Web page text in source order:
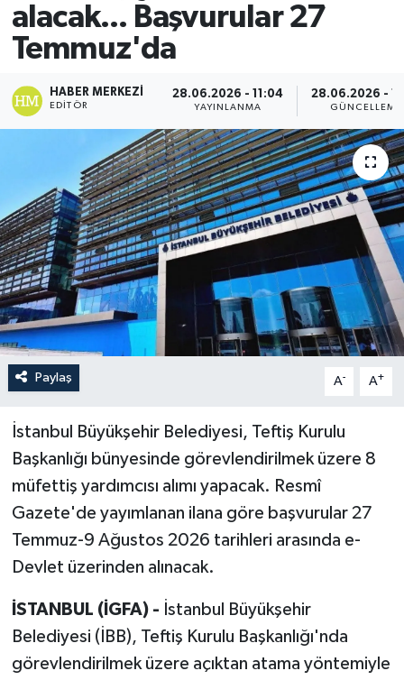
alacak... Başvurular 27
Temmuz'da
HABER MERKEZI
EDITÖR
28.06.2026 - 11:04
YAYINLANMA
28.06.2026 -
GÜNCELLEME
Paylaş A- A+
İstanbul Büyükşehir Belediyesi, Teftiş Kurulu
Başkanlığı bünyesinde görevlendirilmek üzere 8
müfettiş yardımcısı alımı yapacak. Resmî
Gazete'de yayımlanan ilana göre başvurular 27
Temmuz-9 Ağustos 2026 tarihleri arasında e-
Devlet üzerinden alınacak.
İSTANBUL (İGFA) - İstanbul Büyükşehir
Belediyesi (İBB), Teftiş Kurulu Başkanlığı'nda
görevlendirilmek üzere açıktan atama yöntemiyle